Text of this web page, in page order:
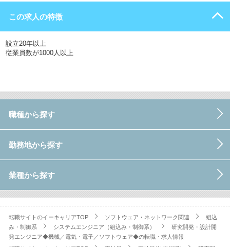
この求人の特徴
設立20年以上
従業員数が1000人以上
職種から探す
勤務地から探す
業種から探す
転職サイトのイーキャリアTOP ソフトウェア・ネットワーク関連
組込
み・制御系
システムエンジニア（組込み・制御系）
研究開発・設計開
発エンジニア◆機械／電気・電子／ソフトウェア◆の転職・求人情報